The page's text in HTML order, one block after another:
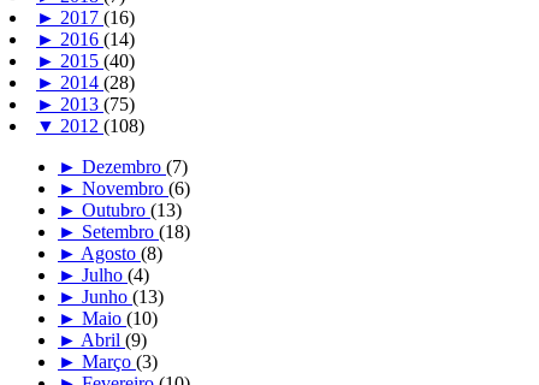
► 2017 (16)
► 2016 (14)
► 2015 (40)
► 2014 (28)
► 2013 (75)
▼ 2012 (108)
► Dezembro (7)
► Novembro (6)
► Outubro (13)
► Setembro (18)
► Agosto (8)
► Julho (4)
► Junho (13)
► Maio (10)
► Abril (9)
► Março (3)